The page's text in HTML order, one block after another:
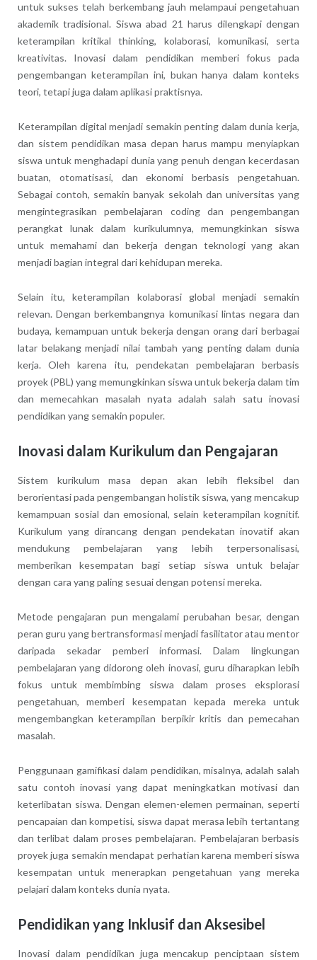
untuk sukses telah berkembang jauh melampaui pengetahuan
akademik tradisional. Siswa abad 21 harus dilengkapi dengan
keterampilan kritikal thinking, kolaborasi, komunikasi, serta
kreativitas. Inovasi dalam pendidikan memberi fokus pada
pengembangan keterampilan ini, bukan hanya dalam konteks
teori, tetapi juga dalam aplikasi praktisnya.
Keterampilan digital menjadi semakin penting dalam dunia kerja,
dan sistem pendidikan masa depan harus mampu menyiapkan
siswa untuk menghadapi dunia yang penuh dengan kecerdasan
buatan, otomatisasi, dan ekonomi berbasis pengetahuan.
Sebagai contoh, semakin banyak sekolah dan universitas yang
mengintegrasikan pembelajaran coding dan pengembangan
perangkat lunak dalam kurikulumnya, memungkinkan siswa
untuk memahami dan bekerja dengan teknologi yang akan
menjadi bagian integral dari kehidupan mereka.
Selain itu, keterampilan kolaborasi global menjadi semakin
relevan. Dengan berkembangnya komunikasi lintas negara dan
budaya, kemampuan untuk bekerja dengan orang dari berbagai
latar belakang menjadi nilai tambah yang penting dalam dunia
kerja. Oleh karena itu, pendekatan pembelajaran berbasis
proyek (PBL) yang memungkinkan siswa untuk bekerja dalam tim
dan memecahkan masalah nyata adalah salah satu inovasi
pendidikan yang semakin populer.
Inovasi dalam Kurikulum dan Pengajaran
Sistem kurikulum masa depan akan lebih fleksibel dan
berorientasi pada pengembangan holistik siswa, yang mencakup
kemampuan sosial dan emosional, selain keterampilan kognitif.
Kurikulum yang dirancang dengan pendekatan inovatif akan
mendukung pembelajaran yang lebih terpersonalisasi,
memberikan kesempatan bagi setiap siswa untuk belajar
dengan cara yang paling sesuai dengan potensi mereka.
Metode pengajaran pun mengalami perubahan besar, dengan
peran guru yang bertransformasi menjadi fasilitator atau mentor
daripada sekadar pemberi informasi. Dalam lingkungan
pembelajaran yang didorong oleh inovasi, guru diharapkan lebih
fokus untuk membimbing siswa dalam proses eksplorasi
pengetahuan, memberi kesempatan kepada mereka untuk
mengembangkan keterampilan berpikir kritis dan pemecahan
masalah.
Penggunaan gamifikasi dalam pendidikan, misalnya, adalah salah
satu contoh inovasi yang dapat meningkatkan motivasi dan
keterlibatan siswa. Dengan elemen-elemen permainan, seperti
pencapaian dan kompetisi, siswa dapat merasa lebih tertantang
dan terlibat dalam proses pembelajaran. Pembelajaran berbasis
proyek juga semakin mendapat perhatian karena memberi siswa
kesempatan untuk menerapkan pengetahuan yang mereka
pelajari dalam konteks dunia nyata.
Pendidikan yang Inklusif dan Aksesibel
Inovasi dalam pendidikan juga mencakup penciptaan sistem